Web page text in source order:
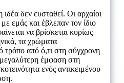
δεν ευσταθεί. Οι αρχαίοι
εμάς και έβλεπαν τον ίδιο
να βρίσκεται κυρίως
τα χρώματα
τρόπο από ό,τι στη σύγχρονη
έμφαση στη
ενός αντικειμένου